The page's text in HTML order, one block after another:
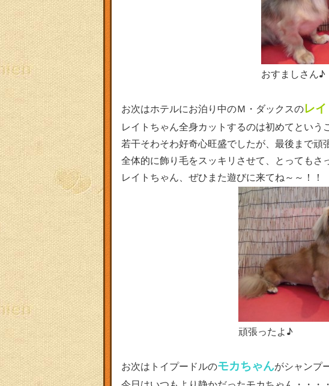
おすましさん♪
お次はホテルにお泊り中のＭ・ダックスのレ
レイトちゃん全身カットするのは初めてという
若干そわそわ好奇心旺盛でしたが、最後まで頑
全体的に飾り毛をスッキリさせて、とってもさ
レイトちゃん、ぜひまた遊びに来てね～～！！
頑張ったよ♪
お次はトイプードルのモカちゃんがシャンプ